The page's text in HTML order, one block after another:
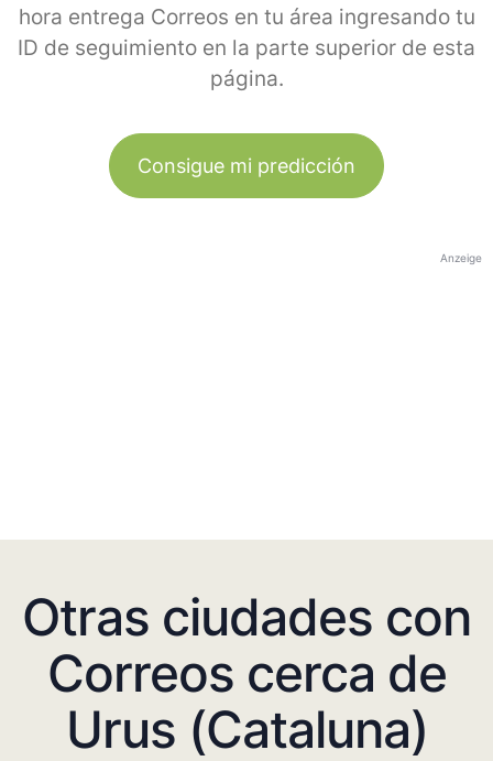
hora entrega Correos en tu área ingresando tu
ID de seguimiento en la parte superior de esta
página.
Consigue mi predicción
Anzeige
Otras ciudades con
Correos cerca de
Urus (Cataluna)